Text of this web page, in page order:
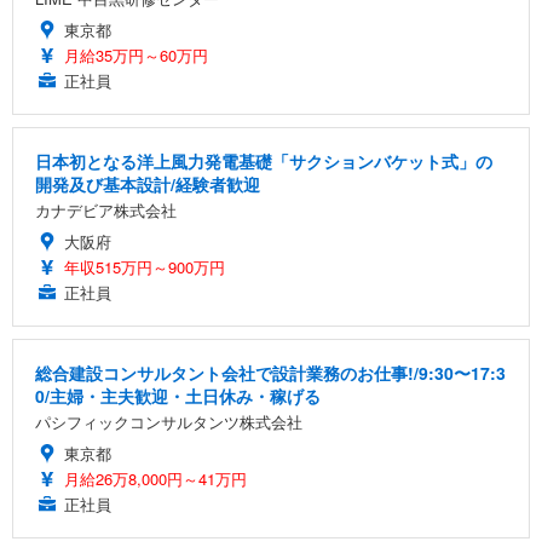
東京都
月給35万円～60万円
正社員
日本初となる洋上風力発電基礎「サクションバケット式」の
開発及び基本設計/経験者歓迎
カナデビア株式会社
大阪府
年収515万円～900万円
正社員
総合建設コンサルタント会社で設計業務のお仕事!/9:30〜17:3
0/主婦・主夫歓迎・土日休み・稼げる
パシフィックコンサルタンツ株式会社
東京都
月給26万8,000円～41万円
正社員